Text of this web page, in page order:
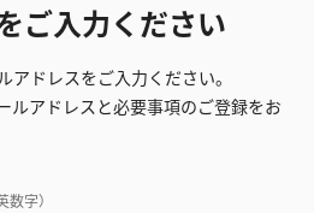
ご入力ください
ドレスをご入力ください。
ルアドレスと必要事項のご登録をお
数字）